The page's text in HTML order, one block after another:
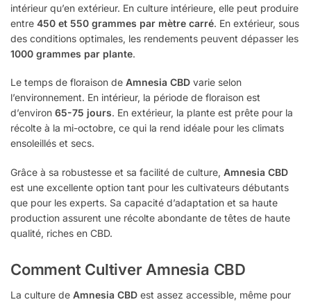
intérieur qu’en extérieur. En culture intérieure, elle peut produire
entre 450 et 550 grammes par mètre carré. En extérieur, sous
des conditions optimales, les rendements peuvent dépasser les
1000 grammes par plante.
Le temps de floraison de Amnesia CBD varie selon
l’environnement. En intérieur, la période de floraison est
d’environ 65-75 jours. En extérieur, la plante est prête pour la
récolte à la mi-octobre, ce qui la rend idéale pour les climats
ensoleillés et secs.
Grâce à sa robustesse et sa facilité de culture, Amnesia CBD
est une excellente option tant pour les cultivateurs débutants
que pour les experts. Sa capacité d’adaptation et sa haute
production assurent une récolte abondante de têtes de haute
qualité, riches en CBD.
Comment Cultiver Amnesia CBD
La culture de Amnesia CBD est assez accessible, même pour